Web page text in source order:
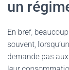
un
En bref,
souvent,
demande pas